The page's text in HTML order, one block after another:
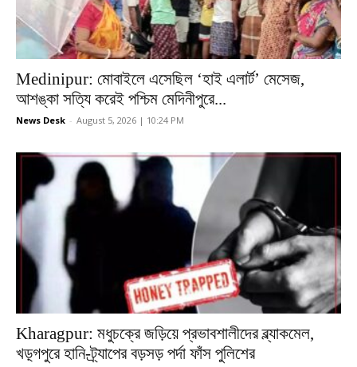
Medinipur: মোবাইলে এসেছিল ‘হাই এলার্ট’ মেসেজ,
আশঙ্কা সত্যি করেই পশ্চিম মেদিনীপুরে...
News Desk - August 5, 2026 | 10:24 PM
Kharagpur: মধুচক্রে জড়িয়ে প্রভাবশালীদের ব্ল্যাকমেল,
খড়্গপুরে হানি-ট্র্যাপের বড়সড় পর্দা ফাঁস পুলিশের